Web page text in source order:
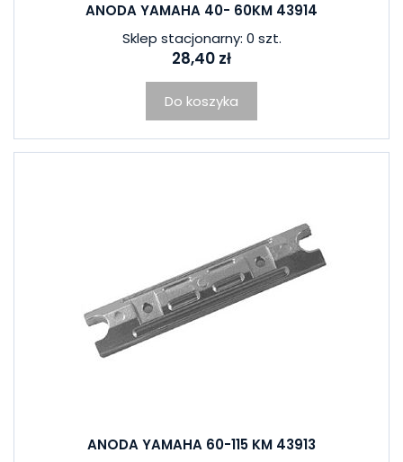
ANODA YAMAHA 40- 60KM 43914
Sklep stacjonarny: 0 szt.
28,40 zł
Do koszyka
ANODA YAMAHA 60-115 KM 43913